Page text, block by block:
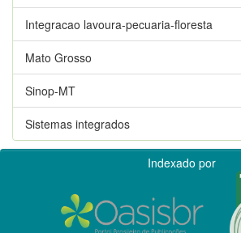
Integracao lavoura-pecuaria-floresta
Mato Grosso
Sinop-MT
Sistemas integrados
Indexado por